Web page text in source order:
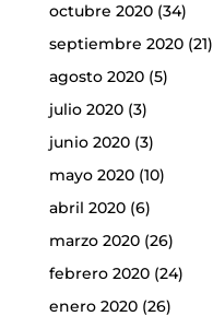
octubre 2020(34)
septiembre 2020(21)
agosto 2020(5)
julio 2020(3)
junio 2020(3)
mayo 2020(10)
abril 2020(6)
marzo 2020(26)
febrero 2020(24)
enero 2020(26)